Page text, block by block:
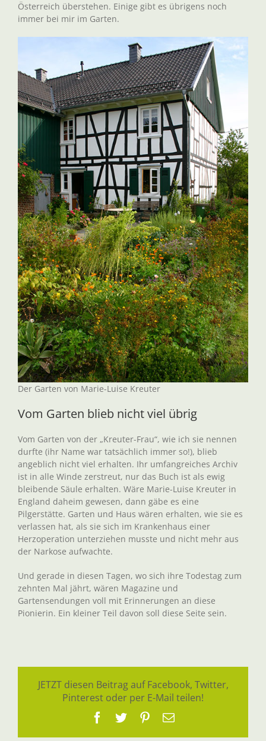
Österreich überstehen. Einige gibt es übrigens noch
immer bei mir im Garten.
Der Garten von Marie-Luise Kreuter
Vom Garten blieb nicht viel übrig
Vom Garten von der „Kreuter-Frau“, wie ich sie nennen
durfte (ihr Name war tatsächlich immer so!), blieb
angeblich nicht viel erhalten. Ihr umfangreiches Archiv
ist in alle Winde zerstreut, nur das Buch ist als ewig
bleibende Säule erhalten. Wäre Marie-Luise Kreuter in
England daheim gewesen, dann gäbe es eine
Pilgerstätte. Garten und Haus wären erhalten, wie sie es
verlassen hat, als sie sich im Krankenhaus einer
Herzoperation unterziehen musste und nicht mehr aus
der Narkose aufwachte.
Und gerade in diesen Tagen, wo sich ihre Todestag zum
zehnten Mal jährt, wären Magazine und
Gartensendungen voll mit Erinnerungen an diese
Pionierin. Ein kleiner Teil davon soll diese Seite sein.
JETZT diesen Beitrag auf Facebook, Twitter,
Pinterest oder per E-Mail teilen!
Facebook
TwitterPinterest
E-